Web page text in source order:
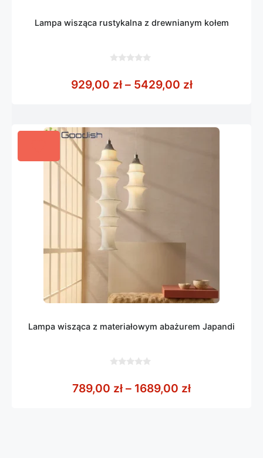
Lampa wisząca rustykalna z drewnianym kołem
5
929,00 zł – 5429,00 złZakres cen:
Lampa wisząca z materiałowym abażurem Japandi
5
789,00 zł – 1689,00 złZakres cen: